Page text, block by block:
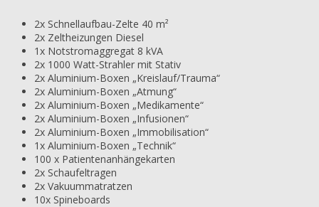
2x Schnellaufbau-Zelte 40 m²
2x Zeltheizungen Diesel
1x Notstromaggregat 8 kVA
2x 1000 Watt-Strahler mit Stativ
2x Aluminium-Boxen „Kreislauf/Trauma“
2x Aluminium-Boxen „Atmung“
2x Aluminium-Boxen „Medikamente“
2x Aluminium-Boxen „Infusionen“
2x Aluminium-Boxen „Immobilisation“
1x Aluminium-Boxen „Technik“
100 x Patientenanhängekarten
2x Schaufeltragen
2x Vakuummatratzen
10x Spineboards